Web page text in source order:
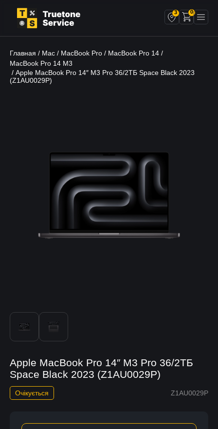
3 0
Главная / Mac / MacBook Pro / MacBook Pro 14 /
MacBook Pro 14 M3
/ Apple MacBook Pro 14″ M3 Pro 36/2ТБ Space Black 2023
(Z1AU0029P)
Apple MacBook Pro 14″ M3 Pro 36/2ТБ
Space Black 2023 (Z1AU0029P)
Z1AU0029P
Очікується